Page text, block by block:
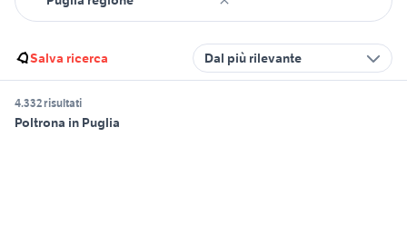
Salva ricerca Dal più rilevante
4.332 risultati
Poltrona in Puglia